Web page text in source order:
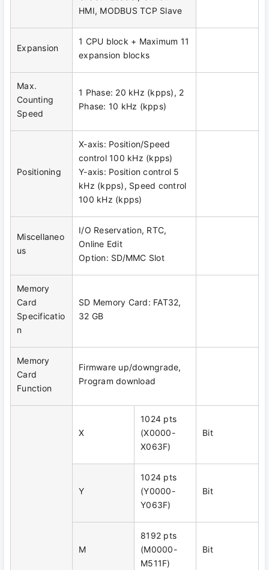
HMI, MODBUS TCP Slave
Expansion
1 CPU block + Maximum 11
expansion blocks
Max.
Counting
Speed
1 Phase: 20 kHz (kpps), 2
Phase: 10 kHz (kpps)
Positioning
X-axis: Position/Speed
control 100 kHz (kpps)
Y-axis: Position control 5
kHz (kpps), Speed control
100 kHz (kpps)
Miscellaneo
us
I/O Reservation, RTC,
Online Edit
Option: SD/MMC Slot
Memory
Card
Specificatio
n
SD Memory Card: FAT32,
32 GB
Memory
Card
Function
Firmware up/downgrade,
Program download
X
1024 pts
(X0000-
X063F)
Bit
Y
1024 pts
(Y0000-
Y063F)
Bit
M
8192 pts
(M0000-
M511F)
Bit